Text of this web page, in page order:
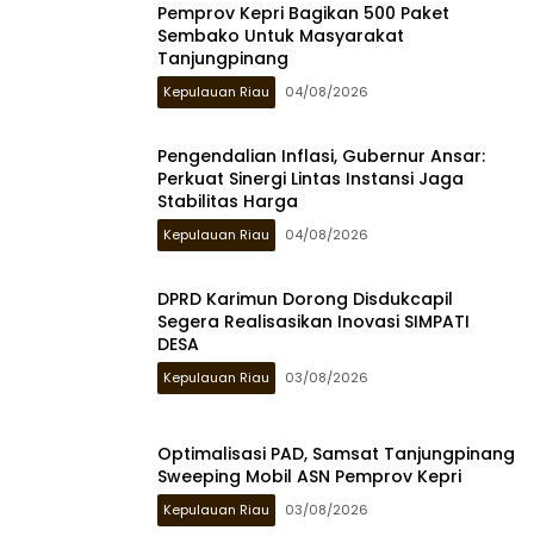
Pemprov Kepri Bagikan 500 Paket
Sembako Untuk Masyarakat
Tanjungpinang
Kepulauan Riau 04/08/2026
Pengendalian Inflasi, Gubernur Ansar:
Perkuat Sinergi Lintas Instansi Jaga
Stabilitas Harga
Kepulauan Riau 04/08/2026
DPRD Karimun Dorong Disdukcapil
Segera Realisasikan Inovasi SIMPATI
DESA
Kepulauan Riau 03/08/2026
Optimalisasi PAD, Samsat Tanjungpinang
Sweeping Mobil ASN Pemprov Kepri
Kepulauan Riau 03/08/2026